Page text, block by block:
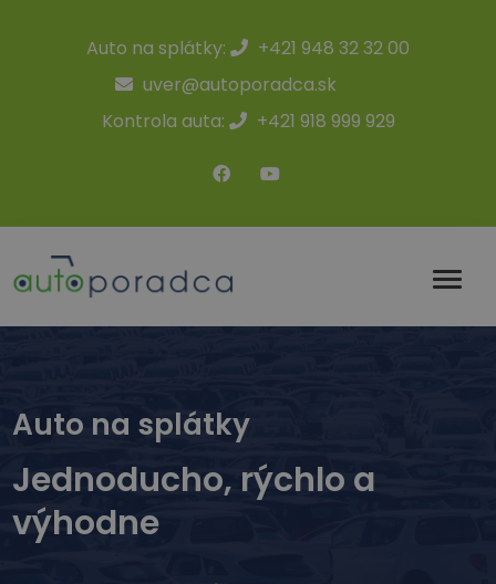
Auto na splátky:
+421 948 32 32 00
uver@autoporadca.sk
Kontrola auta:
+421 918 999 929
Auto na splátky
Jednoducho, rýchlo a
výhodne